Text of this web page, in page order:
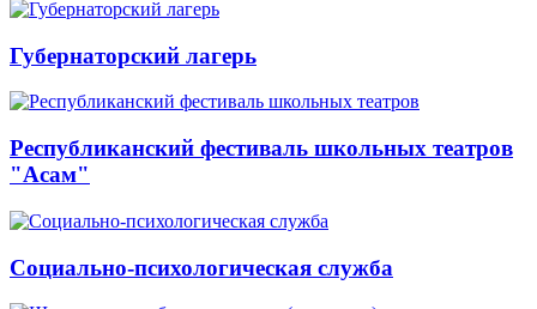
Губернаторский лагерь
Республиканский фестиваль школьных театров
"Асам"
Социально-психологическая служба